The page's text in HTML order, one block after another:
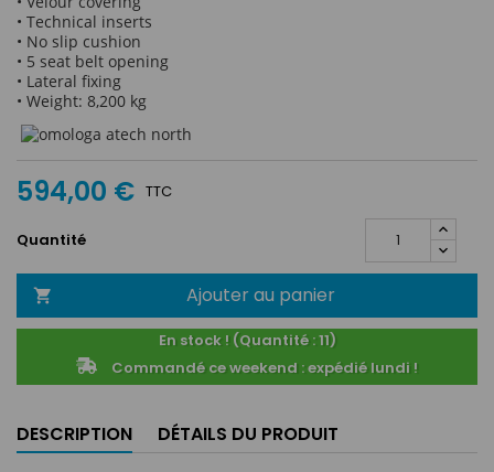
• Technical inserts
• No slip cushion
• 5 seat belt opening
• Lateral fixing
• Weight: 8,200 kg
594,00 € TTC
Quantité
 Ajouter au panier
En stock ! (Quantité : 11)
Commandé ce weekend : expédié lundi !
DESCRIPTION DÉTAILS DU PRODUIT